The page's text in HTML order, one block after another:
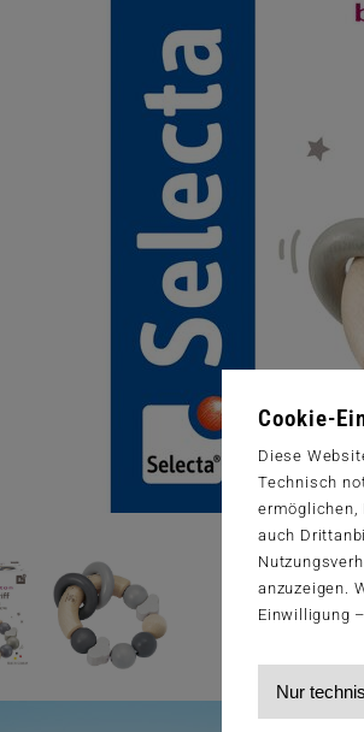
Cookie-
Diese
Technisch
ermöglichen,
auch
anzuzeigen.
Einwilligung
Nur